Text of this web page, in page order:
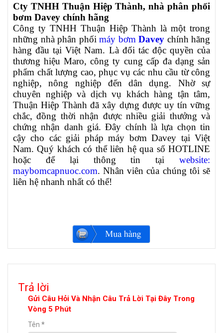
Cty TNHH Thuận Hiệp Thành, nhà phân phối
bơm Davey chính hãng
Công ty TNHH Thuận Hiệp Thành là một trong
những nhà phân phối máy bơm Davey chính hãng
hàng đầu tại Việt Nam. Là đối tác độc quyền của
thương hiệu Maro, công ty cung cấp đa dạng sản
phẩm chất lượng cao, phục vụ các nhu cầu từ công
nghiệp, nông nghiệp đến dân dụng. Nhờ sự
chuyên nghiệp và dịch vụ khách hàng tận tâm,
Thuận Hiệp Thành đã xây dựng được uy tín vững
chắc, đồng thời nhận được nhiều giải thưởng và
chứng nhận danh giá. Đây chính là lựa chọn tin
cậy cho các giải pháp máy bơm Davey tại Việt
Nam. Quý khách có thể liên hệ qua số HOTLINE
hoặc để lại thông tin tại website:
maybomcapnuoc.com. Nhân viên của chúng tôi sẽ
liên hệ nhanh nhất có thể!
Trả lời
Gửi Câu Hỏi Và Nhận Câu Trả Lời Tại Đây Trong
Vòng 5 Phút
Tên *